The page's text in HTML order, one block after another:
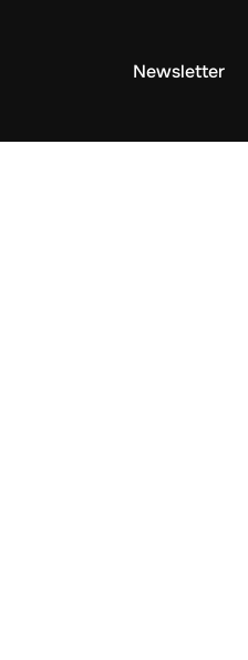
Newsletter